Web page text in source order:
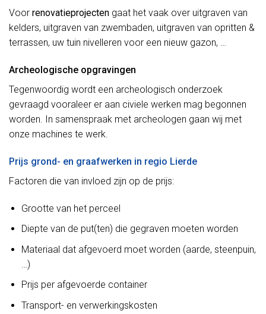
Voor renovatieprojecten gaat het vaak over uitgraven van
kelders, uitgraven van zwembaden, uitgraven van opritten &
terrassen, uw tuin nivelleren voor een nieuw gazon, …
Archeologische opgravingen
Tegenwoordig wordt een archeologisch onderzoek
gevraagd vooraleer er aan civiele werken mag begonnen
worden. In samenspraak met archeologen gaan wij met
onze machines te werk.
Prijs grond- en graafwerken in regio Lierde
Factoren die van invloed zijn op de prijs:
Grootte van het perceel
Diepte van de put(ten) die gegraven moeten worden
Materiaal dat afgevoerd moet worden (aarde, steenpuin,
…)
Prijs per afgevoerde container
Transport- en verwerkingskosten